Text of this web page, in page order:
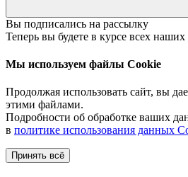
Вы подписались на рассылку
Теперь вы будете в курсе всех наших
Мы используем файлы Cookie
Продолжая использовать сайт, вы
этими файлами.
Подробности об обработке ваших
в политике использования данных
Принять всё